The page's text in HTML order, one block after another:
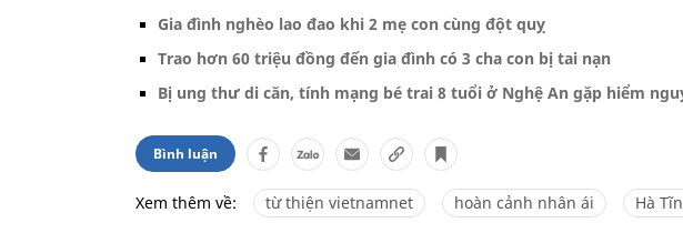
Gia đình nghèo lao đao khi 2 mẹ con cùng đột quỵ
Trao hơn 60 triệu đồng đến gia đình có 3 cha con bị tai nạn
Bị ung thư di căn, tính mạng bé trai 8 tuổi ở Nghệ An gặp hiểm
Bình luận
Xem thêm về: từ thiện vietnamnet hoàn cảnh nhân ái Hà